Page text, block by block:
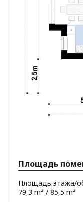
любое
прачечную.
Санузлы
упростят
канализации.
украшает
фасадов.
Площадь
Площадь этажа/
79,3 m² / 85,5 m²